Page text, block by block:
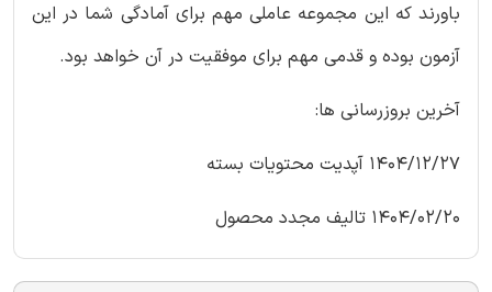
باورند که این مجموعه عاملی مهم برای آمادگی شما در این
آزمون بوده و قدمی مهم برای موفقیت در آن خواهد بود.
آخرین بروزرسانی ها:
1404/12/27 آپدیت محتویات بسته
1404/02/20 تالیف مجدد محصول